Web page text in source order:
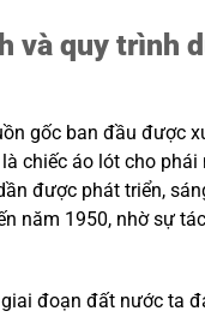
và quy trình
gốc ban đầu được
chiếc áo lót cho
được phát triển,
năm 1950, nhờ sự
đoạn đất nước ta